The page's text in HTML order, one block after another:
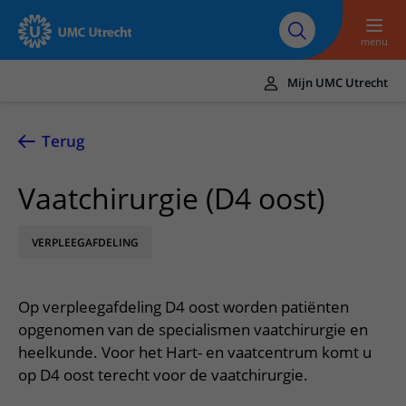
Naar hoofdinhoud
Over UMC
Utrecht
Research
Werken bij het UMC
Utrecht
menu
UMC Utrecht
Zorg en behandeling
Ziekten en aandoeningen
Poliklinieken
Verpleegafdelingen
Onze zorgverleners
Afspraak en opname
Bezoek aan de polikliniek
Opname in het ziekenhuis
Voorbereiding op uw afspraak
Op bezoek in het UMC Utrecht
Apotheek
Winkels en restaurants
Contact en route
Spoed
Verwijzers
Mijn UMC Utrecht
Terug
Vaatchirurgie (D4 oost)
VERPLEEGAFDELING
Op verpleegafdeling D4 oost worden patiënten
opgenomen van de specialismen vaatchirurgie en
heelkunde. Voor het Hart- en vaatcentrum komt u
op D4 oost terecht voor de vaatchirurgie.